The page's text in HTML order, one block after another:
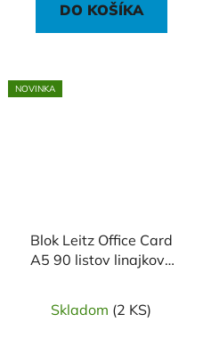
DO KOŠÍKA
NOVINKA
Blok Leitz Office Card
A5 90 listov linajkový
Skladom (2 KS)